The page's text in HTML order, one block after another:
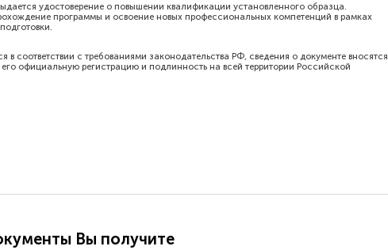
удостоверение о повышении квалификации установленного образца.
программы и освоение новых профессиональных компетенций в рамках
в соответствии с требованиями законодательства РФ, сведения о документе вносятся
официальную регистрацию и подлинность на всей территории Российской
Вы получите